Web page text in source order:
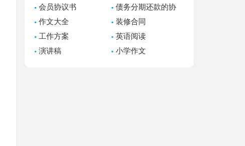
篇)
(15篇)
会员协议书
债务分期还款的协
议书
作文大全
装修合同
工作方案
英语阅读
演讲稿
小学作文